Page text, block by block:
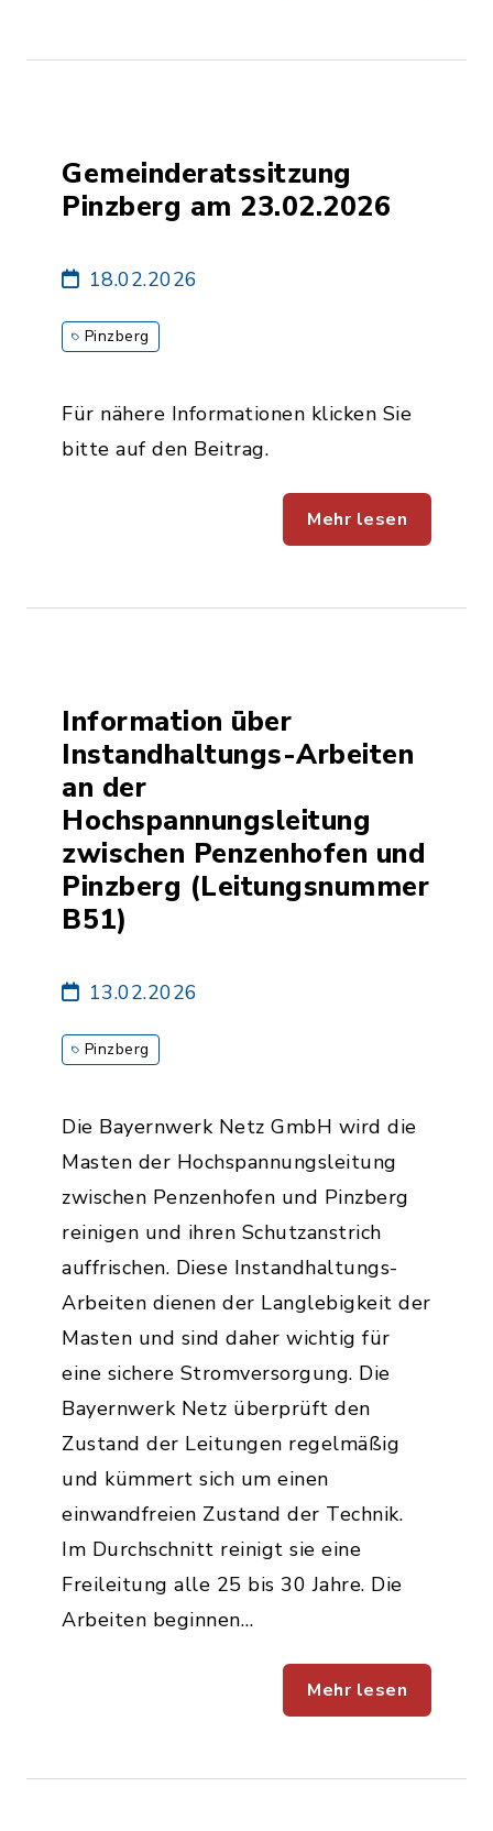
Gemeinderatssitzung
Pinzberg am 23.02.2026
18.02.2026
Pinzberg
Für nähere Informationen klicken Sie
bitte auf den Beitrag.
Mehr lesen
Information über
Instandhaltungs-Arbeiten
an der
Hochspannungsleitung
zwischen Penzenhofen und
Pinzberg (Leitungsnummer
B51)
13.02.2026
Pinzberg
Die Bayernwerk Netz GmbH wird die
Masten der Hochspannungsleitung
zwischen Penzenhofen und Pinzberg
reinigen und ihren Schutzanstrich
auffrischen. Diese Instandhaltungs-
Arbeiten dienen der Langlebigkeit der
Masten und sind daher wichtig für
eine sichere Stromversorgung. Die
Bayernwerk Netz überprüft den
Zustand der Leitungen regelmäßig
und kümmert sich um einen
einwandfreien Zustand der Technik.
Im Durchschnitt reinigt sie eine
Freileitung alle 25 bis 30 Jahre. Die
Arbeiten beginnen…
Mehr lesen